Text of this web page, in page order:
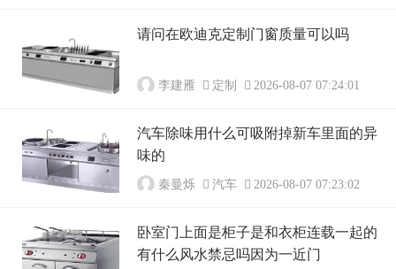
请问在欧迪克定制门窗质量可以吗
李建雁 定制 2026-08-07 07:24:01
汽车除味用什么可吸附掉新车里面的异
味的
秦曼烁 汽车 2026-08-07 07:23:02
卧室门上面是柜子是和衣柜连载一起的
有什么风水禁忌吗因为一近门